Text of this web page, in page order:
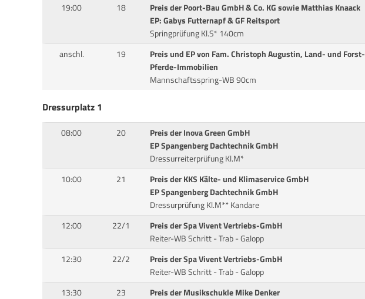
19:00 18
Preis der Poort-Bau GmbH & Co. KG sowie Matthias Knaack
EP: Gabys Futternapf & GF Reitsport
Springprüfung Kl.S* 140cm
anschl. 19
Preis und EP von Fam. Christoph Augustin, Land- und Forst-
Pferde-Immobilien
Mannschaftsspring-WB 90cm
Dressurplatz 1
08:00 20
Preis der Inova Green GmbH
EP Spangenberg Dachtechnik GmbH
Dressurreiterprüfung Kl.M*
10:00 21
Preis der KKS Kälte- und Klimaservice GmbH
EP Spangenberg Dachtechnik GmbH
Dressurprüfung Kl.M** Kandare
12:00 22/1
Preis der Spa Vivent Vertriebs-GmbH
Reiter-WB Schritt - Trab - Galopp
12:30 22/2
Preis der Spa Vivent Vertriebs-GmbH
Reiter-WB Schritt - Trab - Galopp
13:30 23
Preis der Musikschukle Mike Denker